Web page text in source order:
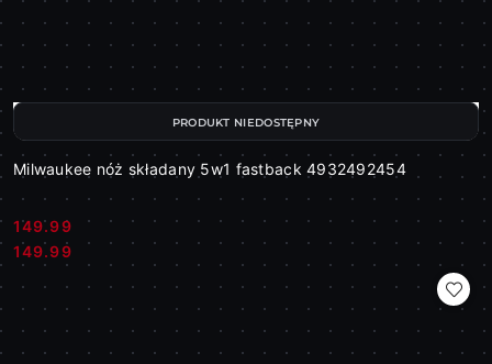
Milwaukee nóż składany 5w1 fastback 4932492454
Cena:
149.99
Cena:
149.99
PRODUKT NIEDOSTĘPNY